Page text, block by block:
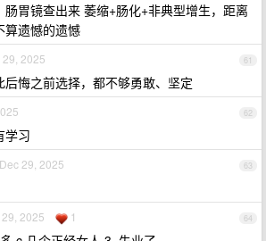
肠胃镜查出来 萎缩+肠化+非典型增生，距离
算遗憾的遗憾
61
29, 2025
悔之前选择，都不够勇敢、坚定
62
学习
63
Dec 29, 2025
64
2025 1